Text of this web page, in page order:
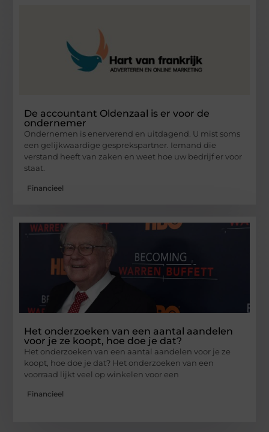
De accountant Oldenzaal is er voor de
ondernemer
Ondernemen is enerverend en uitdagend. U mist soms
een gelijkwaardige gesprekspartner. Iemand die
verstand heeft van zaken en weet hoe uw bedrijf er voor
staat.
Financieel
Het onderzoeken van een aantal aandelen
voor je ze koopt, hoe doe je dat?
Het onderzoeken van een aantal aandelen voor je ze
koopt, hoe doe je dat? Het onderzoeken van een
voorraad lijkt veel op winkelen voor een
Financieel